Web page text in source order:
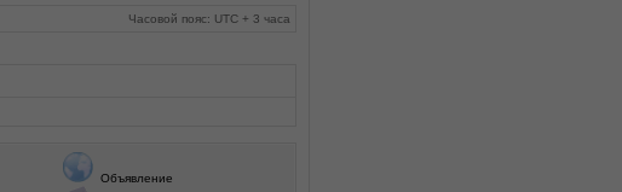
Часовой пояс: UTC + 3 часа
Объявление